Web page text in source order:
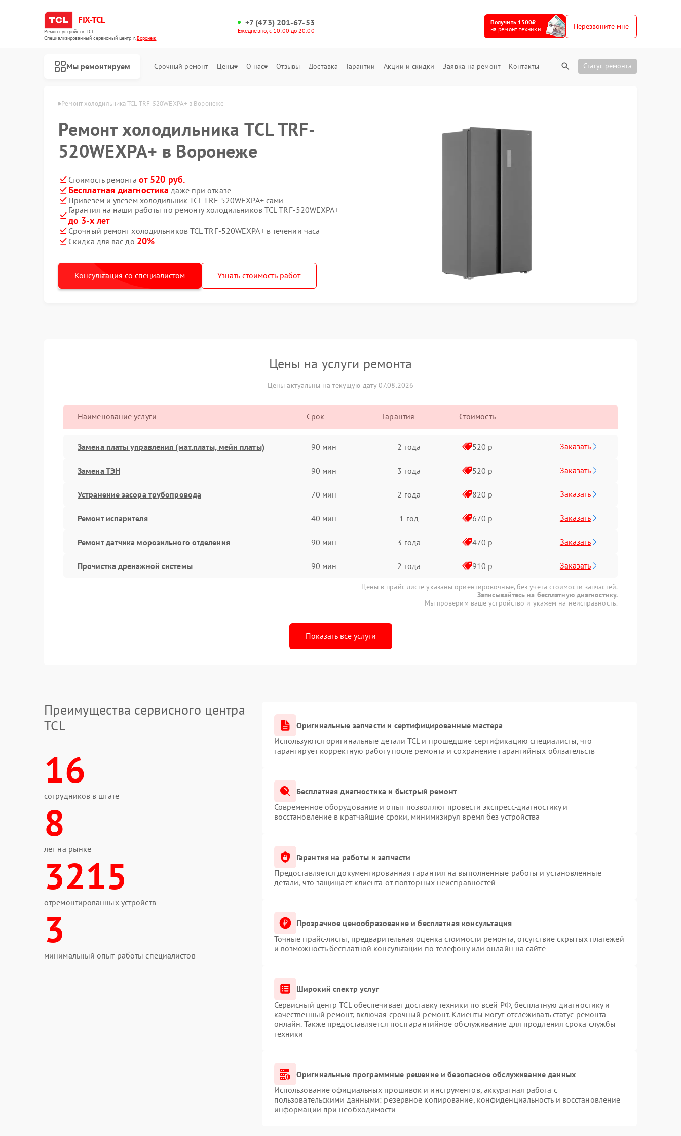
FIX-TCL
Ремонт устройств TCL
Специализированный cервисный центр г.Воронеж
+7 (473) 201-67-53
Ежедневно, с 10:00 до 20:00
Получить 1500₽
на ремонт техники
Перезвоните мне
Мы ремонтируем Срочный ремонт Цены О нас Отзывы Доставка Гарантии Акции и скидки Заявка на ремонт Контакты Статус ремонта
TCL в Воронеже Ремонт холодильника TCL TRF-520WEXPA+ в Воронеже
Ремонт холодильника TCL TRF-
520WEXPA+ в Воронеже
Стоимость ремонта от 520 руб.
Бесплатная диагностика даже при отказе
Привезем и увезем холодильник TCL TRF-520WEXPA+ сами
Гарантия на наши работы по ремонту холодильников TCL TRF-520WEXPA+
до 3-х лет
Срочный ремонт холодильников TCL TRF-520WEXPA+ в течении часа
Скидка для вас до 20%
Консультация со специалистом Узнать стоимость работ
Цены на услуги ремонта
Цены актуальны на текущую дату 07.08.2026
Наименование услуги Срок Гарантия Стоимость
Замена платы управления (мат.платы, мейн платы) 90 мин 2 года 520 р Заказать
Замена ТЭН 90 мин 3 года 520 р Заказать
Устранение засора трубопровода 70 мин 2 года 820 р Заказать
Ремонт испарителя 40 мин 1 год 670 р Заказать
Ремонт датчика морозильного отделения 90 мин 3 года 470 р Заказать
Прочистка дренажной системы 90 мин 2 года 910 р Заказать
Цены в прайс-листе указаны ориентировочные, без учета стоимости запчастей.
Записывайтесь на бесплатную диагностику.
Мы проверим ваше устройство и укажем на неисправность.
Показать все услуги
Преимущества сервисного центра
TCL
16
сотрудников в штате
8
лет на рынке
3215
отремонтированных устройств
3
минимальный опыт работы специалистов
Оригинальные запчасти и сертифицированные мастера
Используются оригинальные детали TCL и прошедшие сертификацию специалисты, что
гарантирует корректную работу после ремонта и сохранение гарантийных обязательств
Бесплатная диагностика и быстрый ремонт
Современное оборудование и опыт позволяют провести экспресс-диагностику и
восстановление в кратчайшие сроки, минимизируя время без устройства
Гарантия на работы и запчасти
Предоставляется документированная гарантия на выполненные работы и установленные
детали, что защищает клиента от повторных неисправностей
Прозрачное ценообразование и бесплатная консультация
Точные прайс-листы, предварительная оценка стоимости ремонта, отсутствие скрытых платежей
и возможность бесплатной консультации по телефону или онлайн на сайте
Широкий спектр услуг
Сервисный центр TCL обеспечивает доставку техники по всей РФ, бесплатную диагностику и
качественный ремонт, включая срочный ремонт. Клиенты могут отслеживать статус ремонта
онлайн. Также предоставляется постгарантийное обслуживание для продления срока службы
техники
Оригинальные программные решение и безопасное обслуживание данных
Использование официальных прошивок и инструментов, аккуратная работа с
пользовательскими данными: резервное копирование, конфиденциальность и восстановление
информации при необходимости